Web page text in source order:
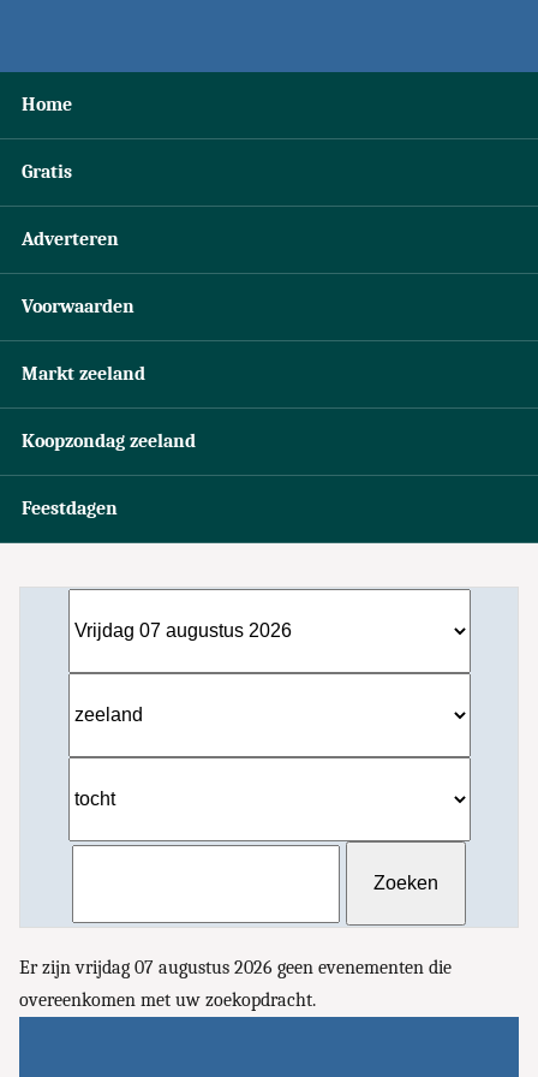
Home
Gratis
Adverteren
Voorwaarden
Markt zeeland
Koopzondag zeeland
Feestdagen
Er zijn vrijdag 07 augustus 2026 geen evenementen die
overeenkomen met uw zoekopdracht.